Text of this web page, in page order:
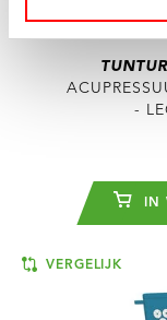
-
IN
VERGELIJK